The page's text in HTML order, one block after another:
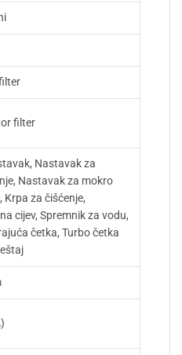
filter
Nastavak za
Nastavak za mokro
Krpa za čišćenje,
cijev, Spremnik za vodu,
četka, Turbo četka